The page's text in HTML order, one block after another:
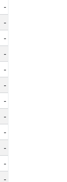
-
-
-
-
-
-
-
-
-
-
-
-